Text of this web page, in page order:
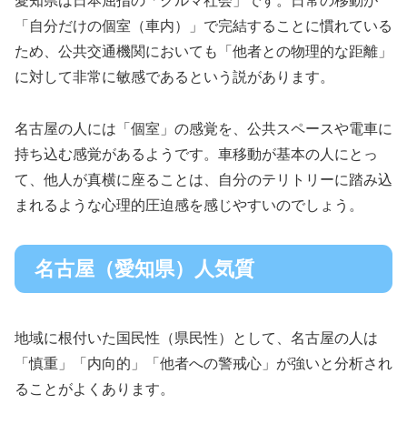
「自分だけの個室（車内）」で完結することに慣れている
ため、公共交通機関においても「他者との物理的な距離」
に対して非常に敏感であるという説があります。
名古屋の人には「個室」の感覚を、公共スペースや電車に
持ち込む感覚があるようです。車移動が基本の人にとっ
て、他人が真横に座ることは、自分のテリトリーに踏み込
まれるような心理的圧迫感を感じやすいのでしょう。
名古屋（愛知県）人気質
地域に根付いた国民性（県民性）として、名古屋の人は
「慎重」「内向的」「他者への警戒心」が強いと分析され
ることがよくあります。